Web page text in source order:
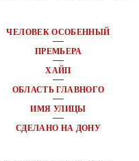
ЧЕЛОВЕК ОСОБЕННЫЙ
ПРЕМЬЕРА
ХАЙП
ОБЛАСТЬ ГЛАВНОГО
ИМЯ УЛИЦЫ
СДЕЛАНО НА ДОНУ